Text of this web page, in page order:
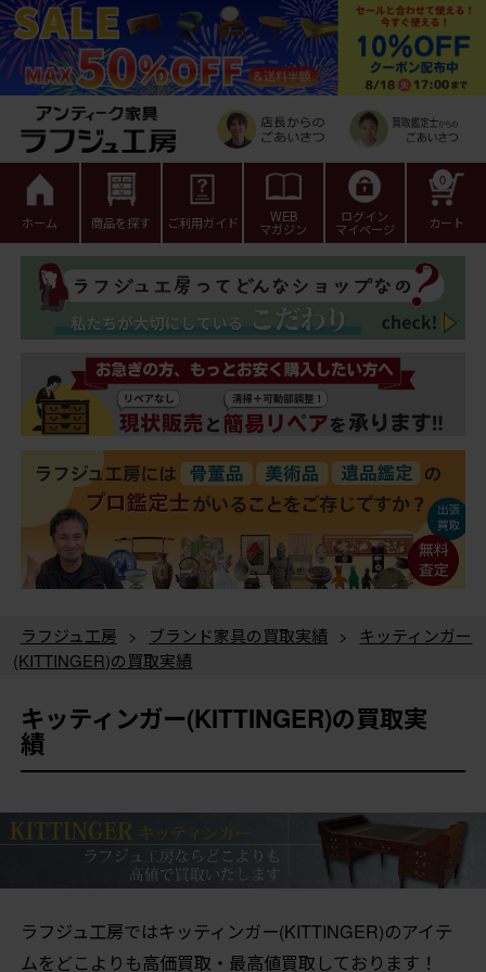
ホーム 商品を探す ご利用ガイド WEB
マガジン
ログイン
マイページ カート
0
ラフジュ工房 > ブランド家具の買取実績 >
キッティンガー
(KITTINGER)の買取実績
キッティンガー(KITTINGER)の買取実
績
ラフジュ工房ではキッティンガー(KITTINGER)のアイテ
ムをどこよりも高価買取・最高値買取しております！